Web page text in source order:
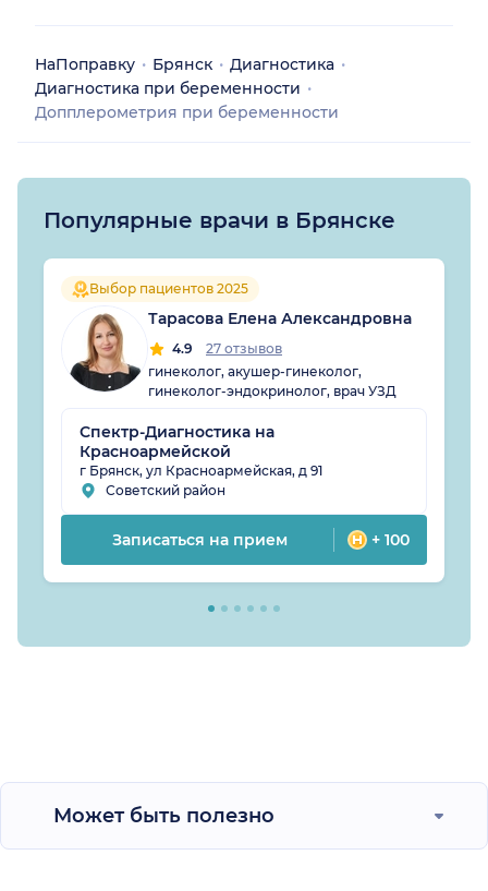
НаПоправку Брянск
Диагностика
Диагностика при беременности
Допплерометрия при беременности
Популярные врачи в Брянске
Выбор пациентов 2025
Тарасова Елена Александровна
4.9
27 отзывов
гинеколог, акушер-гинеколог,
гинеколог-эндокринолог, врач УЗД
Спектр-Диагностика на
Красноармейской
г Брянск, ул Красноармейская, д 91
Советский район
Записаться на прием + 100
Может быть полезно